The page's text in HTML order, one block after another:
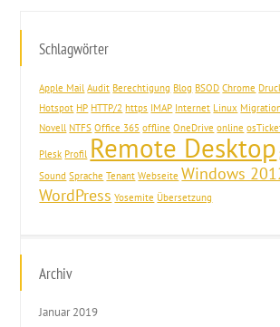
Schlagwörter
Apple Mail Audit Berechtigung Blog BSOD Chrome
Hotspot HP HTTP/2 https IMAP Internet Linux
Novell NTFS Office 365 offline OneDrive online
Plesk Profil Remote Desktop
Sound Sprache Tenant Webseite Windows
WordPress Yosemite Übersetzung
Archiv
Januar 2019